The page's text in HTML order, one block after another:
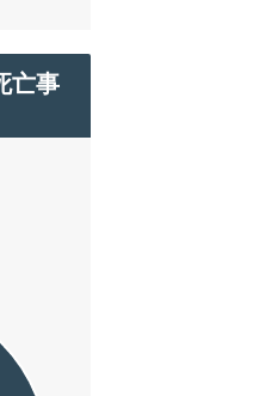
亡事